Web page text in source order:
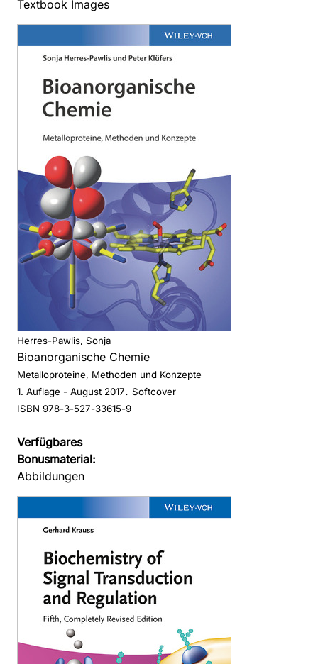
Textbook Images
Herres-Pawlis, Sonja
Bioanorganische Chemie
Metalloproteine, Methoden und Konzepte
1. Auflage - August 2017. Softcover
ISBN 978-3-527-33615-9
Verfügbares
Bonusmaterial:
Abbildungen